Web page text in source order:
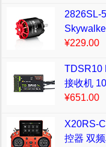
2826SL-
¥229.00
TDSR10
接收机
¥651.00
X20RS-
控器 双